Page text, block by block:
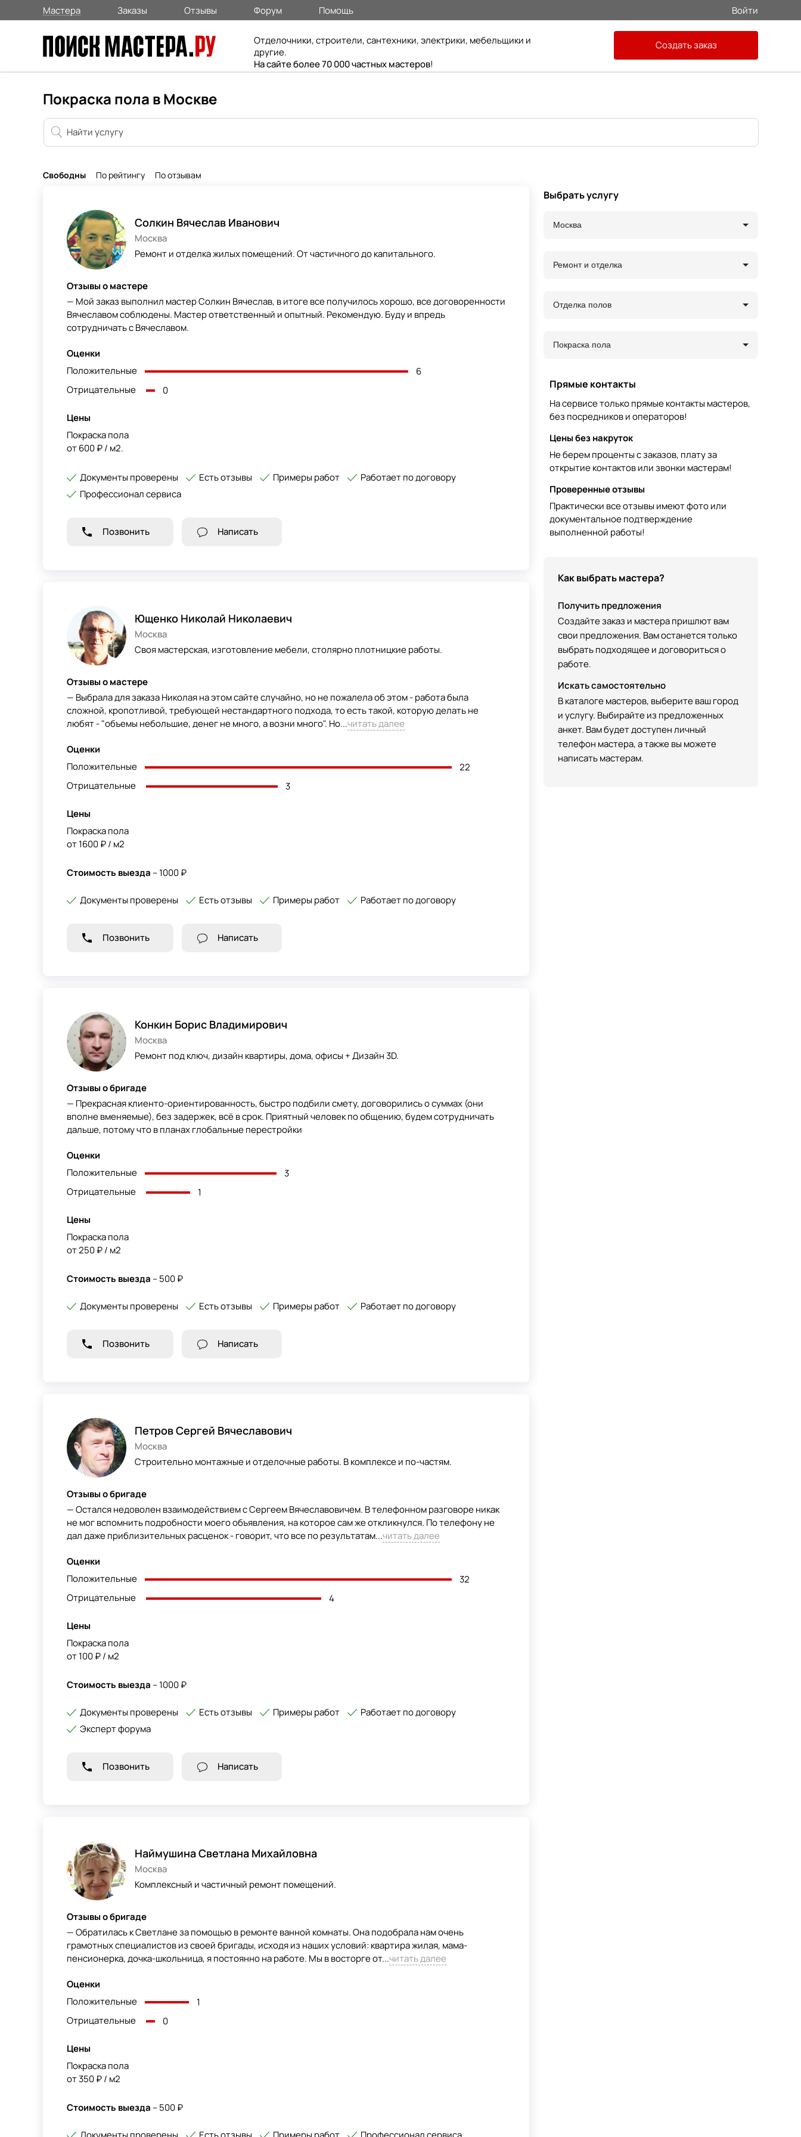
Мастера Заказы Отзывы Форум Помощь Войти
Отделочники, строители, сантехники, электрики, мебельщики и
другие.
На сайте более 70 000 частных мастеров!
Создать заказ
Покраска пола в Москве
Свободны По рейтингу По отзывам
Солкин Вячеслав Иванович
Москва
Ремонт и отделка жилых помещений. От частичного до капитального.
Отзывы о мастере
— Мой заказ выполнил мастер Солкин Вячеслав, в итоге все получилось хорошо, все договоренности
Вячеславом соблюдены. Мастер ответственный и опытный. Рекомендую. Буду и впредь
сотрудничать с Вячеславом.
Оценки
Положительные
6
Отрицательные
0
Цены
Покраска пола
от 600 ₽ / м2.
Документы проверены Есть отзывы Примеры работ
Работает по договору
Профессионал сервиса
Позвонить Написать
Ющенко Николай Николаевич
Москва
Своя мастерская, изготовление мебели, столярно плотницкие работы.
Отзывы о мастере
— Выбрала для заказа Николая на этом сайте случайно, но не пожалела об этом - работа была
сложной, кропотливой, требующей нестандартного подхода, то есть такой, которую делать не
любят - "объемы небольшие, денег не много, а возни много". Но...читать далее
Оценки
Положительные
22
Отрицательные
3
Цены
Покраска пола
от 1600 ₽ / м2
Стоимость выезда – 1000 ₽
Документы проверены Есть отзывы Примеры работ Работает по договору
Позвонить Написать
Конкин Борис Владимирович
Москва
Ремонт под ключ, дизайн квартиры, дома, офисы + Дизайн 3D.
Отзывы о бригаде
— Прекрасная клиенто-ориентированность, быстро подбили смету, договорились о суммах (они
вполне вменяемые), без задержек, всё в срок. Приятный человек по общению, будем сотрудничать
дальше, потому что в планах глобальные перестройки
Оценки
Положительные
3
Отрицательные
1
Цены
Покраска пола
от 250 ₽ / м2
Стоимость выезда – 500 ₽
Документы проверены Есть отзывы Примеры работ Работает по договору
Позвонить Написать
Петров Сергей Вячеславович
Москва
Строительно монтажные и отделочные работы. В комплексе и по-частям.
Отзывы о бригаде
— Остался недоволен взаимодействием с Сергеем Вячеславовичем. В телефонном разговоре никак
не мог вспомнить подробности моего объявления, на которое сам же откликнулся. По телефону не
дал даже приблизительных расценок - говорит, что все по результатам...читать далее
Оценки
Положительные
32
Отрицательные
4
Цены
Покраска пола
от 100 ₽ / м2
Стоимость выезда – 1000 ₽
Документы проверены Есть отзывы Примеры работ
Работает по договору
Эксперт форума
Позвонить Написать
Наймушина Светлана Михайловна
Москва
Комплексный и частичный ремонт помещений.
Отзывы о бригаде
— Обратилась к Светлане за помощью в ремонте ванной комнаты. Она подобрала нам очень
грамотных специалистов из своей бригады, исходя из наших условий: квартира жилая, мама-
пенсионерка, дочка-школьница, я постоянно на работе. Мы в восторге от...читать далее
Оценки
Положительные
1
Отрицательные
0
Цены
Покраска пола
от 350 ₽ / м2
Стоимость выезда – 500 ₽
Выбрать услугу
Москва
Ремонт и отделка
Отделка полов
Покраска пола
Прямые контакты
На сервисе только прямые контакты мастеров,
без посредников и операторов!
Цены без накруток
Не берем проценты с заказов, плату за
открытие контактов или звонки мастерам!
Проверенные отзывы
Практически все отзывы имеют фото или
документальное подтверждение
выполненной работы!
Как выбрать мастера?
Получить предложения
Создайте заказ и мастера пришлют вам
свои предложения. Вам останется только
выбрать подходящее и договориться о
работе.
Искать самостоятельно
В каталоге мастеров, выберите ваш город
и услугу. Выбирайте из предложенных
анкет. Вам будет доступен личный
телефон мастера, а также вы можете
написать мастерам.